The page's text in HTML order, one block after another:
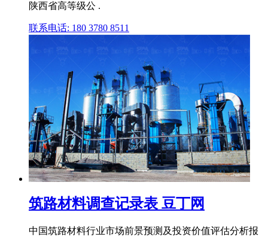
陕西省高等级公 .
联系电话: 180 3780 8511
筑路材料调查记录表 豆丁网
中国筑路材料行业市场前景预测及投资价值评估分析报